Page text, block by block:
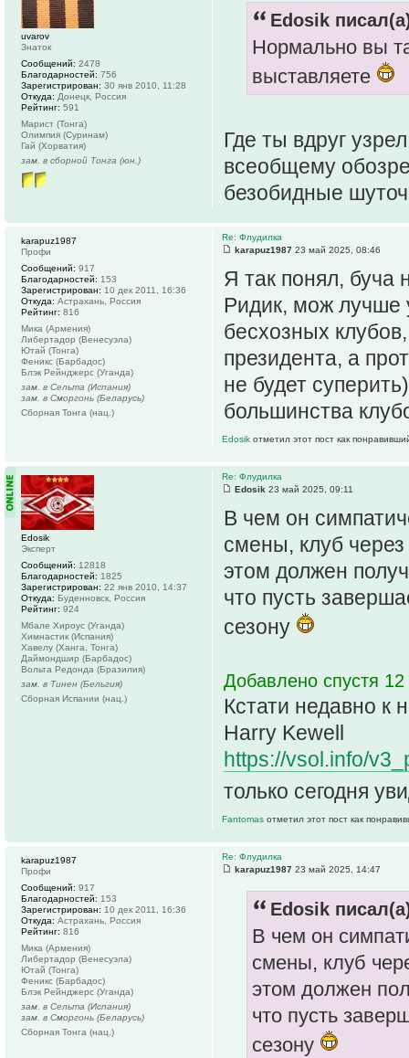
Edosik
Нормально вы
выставляете
Где ты вдруг
всеобщему
безобидные
uvarov
Знаток
Сообщений: 2478
Благодарностей: 756
Зарегистрирован: 30 янв 2010, 11:28
Откуда: Донецк, Россия
Рейтинг: 591
Марист (Тонга)
Олимпия (Суринам)
Гай (Хорватия)
зам. в сборной Тонга (юн.)
Re: Флудилка
karapuz1987 23 май 2025, 08:46
Я так понял, буча
Ридик, мож лучше
бесхозных
президента, а
не будет
большинства
Edosik отметил этот пост как
karapuz1987
Профи
Сообщений: 917
Благодарностей: 153
Зарегистрирован: 10 дек 2011, 16:36
Откуда: Астрахань, Россия
Рейтинг: 816
Мика (Армения)
Либертадор (Венесуэла)
Ютай (Тонга)
Феникс (Барбадос)
Блэк Рейнджерс (Уганда)
зам. в Сельта (Испания)
зам. в Сморгонь (Беларусь)
Сборная Тонга (нац.)
Re: Флудилка
Edosik 23 май 2025, 09:11
В чем он
смены, клуб
этом должен
что пусть
сезону
Добавлено спустя
Кстати недавно к
Harry Kewell
https://vsol.info/
только сегодня
Fantomas отметил этот пост как
Edosik
Эксперт
Сообщений: 12818
Благодарностей: 1825
Зарегистрирован: 22 янв 2010, 14:37
Откуда: Буденновск, Россия
Рейтинг: 924
Мбале Хироус (Уганда)
Химнастик (Испания)
Хавелу (Ханга, Тонга)
Даймондшир (Барбадос)
Вольта Редонда (Бразилия)
зам. в Тинен (Бельгия)
Сборная Испании (нац.)
Re: Флудилка
karapuz1987 23 май 2025, 14:47
Edosik
В чем он
смены, клуб
этом должен
что пусть
сезону
karapuz1987
Профи
Сообщений: 917
Благодарностей: 153
Зарегистрирован: 10 дек 2011, 16:36
Откуда: Астрахань, Россия
Рейтинг: 816
Мика (Армения)
Либертадор (Венесуэла)
Ютай (Тонга)
Феникс (Барбадос)
Блэк Рейнджерс (Уганда)
зам. в Сельта (Испания)
зам. в Сморгонь (Беларусь)
Сборная Тонга (нац.)